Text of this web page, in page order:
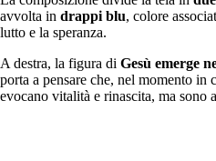
avvolta in drappi blu, colore
lutto e la speranza.
A destra, la figura di Gesù emerge
porta a pensare che, nel momento
evocano vitalità e rinascita, ma sono